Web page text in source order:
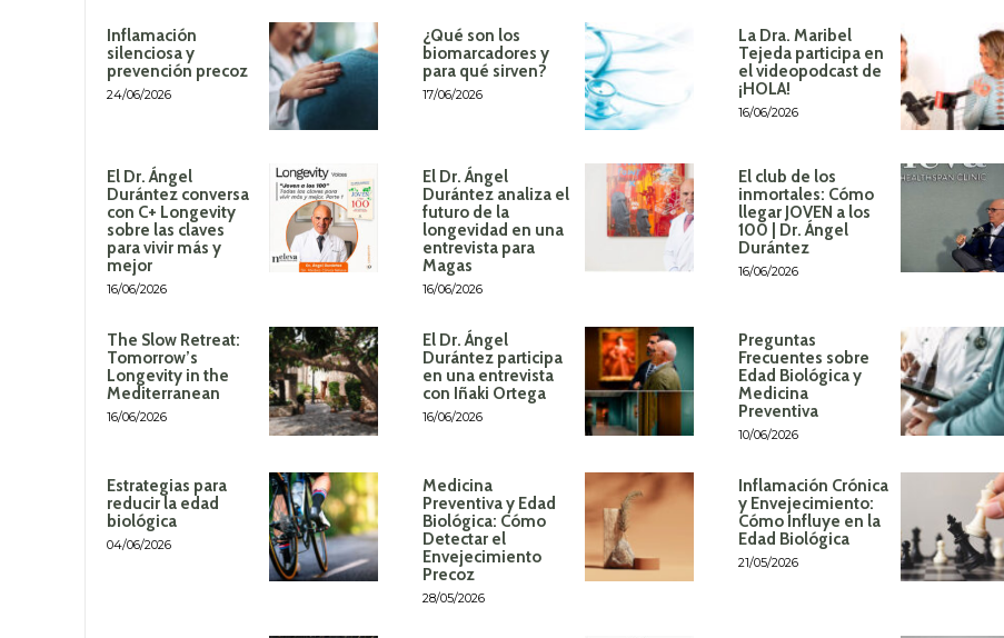
Inflamación
silenciosa y
prevención precoz
24/06/2026
¿Qué son los
biomarcadores y
para qué sirven?
17/06/2026
La Dra. Maribel
Tejeda participa en
el videopodcast de
¡HOLA!
16/06/2026
El Dr. Ángel
Durántez conversa
con C+ Longevity
sobre las claves
para vivir más y
mejor
16/06/2026
El Dr. Ángel
Durántez analiza el
futuro de la
longevidad en una
entrevista para
Magas
16/06/2026
El club de los
inmortales: Cómo
llegar JOVEN a los
100 | Dr. Ángel
Durántez
16/06/2026
The Slow Retreat:
Tomorrow’s
Longevity in the
Mediterranean
16/06/2026
El Dr. Ángel
Durántez participa
en una entrevista
con Iñaki Ortega
16/06/2026
Preguntas
Frecuentes sobre
Edad Biológica y
Medicina
Preventiva
10/06/2026
Estrategias para
reducir la edad
biológica
04/06/2026
Medicina
Preventiva y Edad
Biológica: Cómo
Detectar el
Envejecimiento
Precoz
28/05/2026
Inflamación Crónica
y Envejecimiento:
Cómo Influye en la
Edad Biológica
21/05/2026